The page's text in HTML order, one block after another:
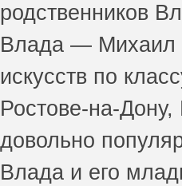
родственников
Влада — Михаил
искусств по
Ростове-на-
довольно
Влада и его